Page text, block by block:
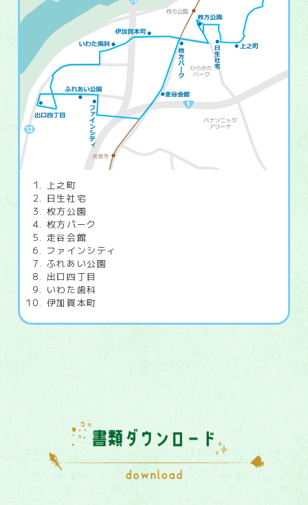
上之町
日生社宅
枚方公園
枚方パーク
走谷会館
ファインシティ
ふれあい公園
出口四丁目
いわた歯科
伊加賀本町